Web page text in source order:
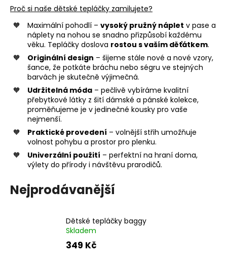
Proč si naše dětské tepláčky zamilujete?
Maximální pohodlí – vysoký pružný náplet v pase a
náplety na nohou se snadno přizpůsobí každému
věku. Tepláčky doslova rostou s vaším děťátkem.
Originální design – šijeme stále nové a nové vzory,
šance, že potkáte bráchu nebo ségru ve stejných
barvách je skutečně výjimečná.
Udržitelná móda – pečlivě vybíráme kvalitní
přebytkové látky z šití dámské a pánské kolekce,
proměňujeme je v jedinečné kousky pro vaše
nejmenší.
Praktické provedení – volnější střih umožňuje
volnost pohybu a prostor pro plenku.
Univerzální použití – perfektní na hraní doma,
výlety do přírody i návštěvu prarodičů.
Nejprodávanější
Dětské tepláčky baggy
Skladem
349 Kč
a
j
?
HLEDAT
D
o